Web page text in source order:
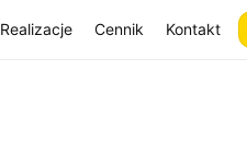
Realizacje Cennik Kontakt